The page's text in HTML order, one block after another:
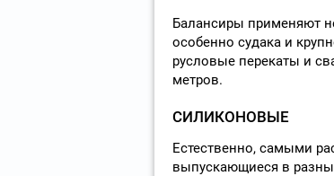
Балансиры применяют
особенно судака и
русловые перекаты и
метров.
СИЛИКОНОВЫЕ
Естественно, самыми
выпускающиеся в